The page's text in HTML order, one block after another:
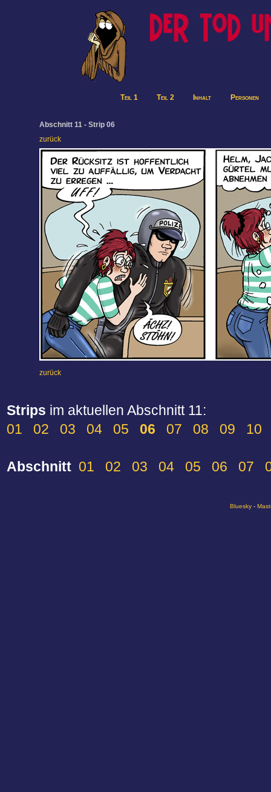
Teil 1 Teil 2 Inhalt Personen
Abschnitt 11 - Strip 06
zurück
zurück
Strips im aktuellen Abschnitt 11:
01
02 03 04 05 06 07 08 09 10
Abschnitt 01 02 03 04 05 06 07
Bluesky-